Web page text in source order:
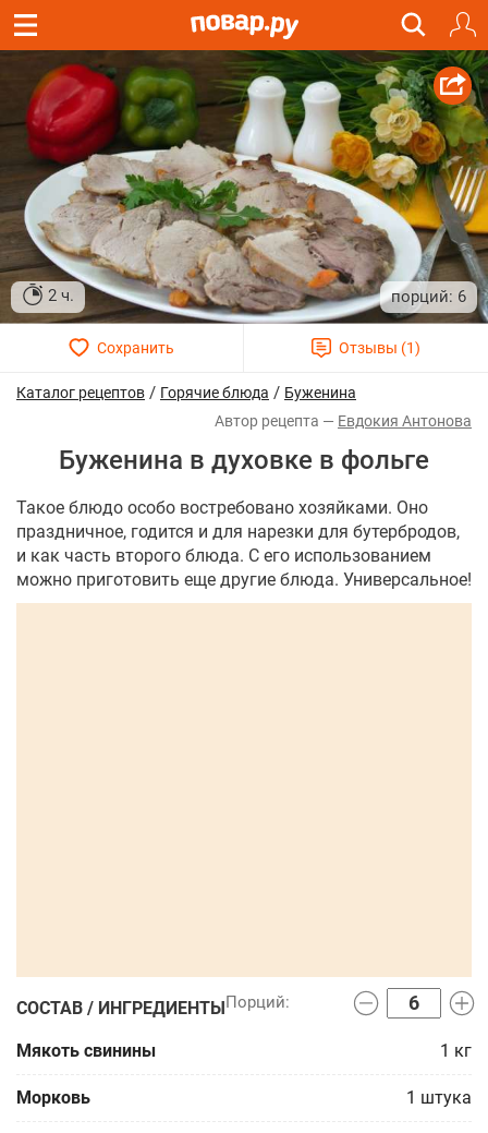
2 ч. 6
Каталог рецептов / Горячие блюда / Буженина
Евдокия Антонова
Буженина в духовке в фольге
Такое блюдо особо востребовано хозяйками. Оно
праздничное, годится и для нарезки для бутербродов,
и как часть второго блюда. С его использованием
можно приготовить еще другие блюда. Универсальное!
СОСТАВ / ИНГРЕДИЕНТЫ
Мякоть свинины 1 кг
Морковь 1 штука